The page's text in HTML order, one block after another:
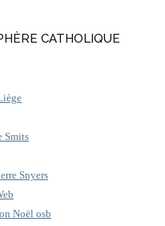
CATHOLIQUE
Smits
Snyers
Noël osb